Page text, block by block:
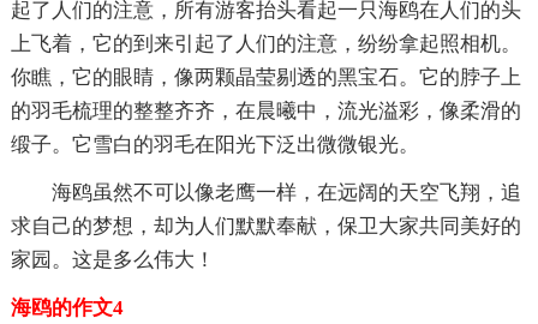
起了人们的注意，所有游客抬头看起一只海鸥在人们的头
上飞着，它的到来引起了人们的注意，纷纷拿起照相机。
你瞧，它的眼睛，像两颗晶莹剔透的黑宝石。它的脖子上
的羽毛梳理的整整齐齐，在晨曦中，流光溢彩，像柔滑的
缎子。它雪白的羽毛在阳光下泛出微微银光。
海鸥虽然不可以像老鹰一样，在远阔的天空飞翔，追
求自己的梦想，却为人们默默奉献，保卫大家共同美好的
家园。这是多么伟大！
海鸥的作文4